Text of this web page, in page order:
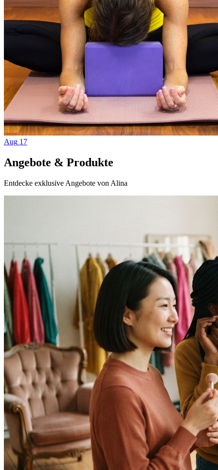
Aug 17
Angebote & Produkte
Entdecke exklusive Angebote von Alina